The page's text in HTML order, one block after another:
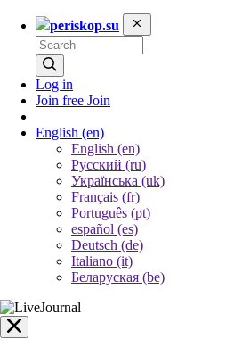
periskop.su
Log in
Join free Join
English (en)
English (en)
Русский (ru)
Українська (uk)
Français (fr)
Português (pt)
español (es)
Deutsch (de)
Italiano (it)
Беларуская (be)